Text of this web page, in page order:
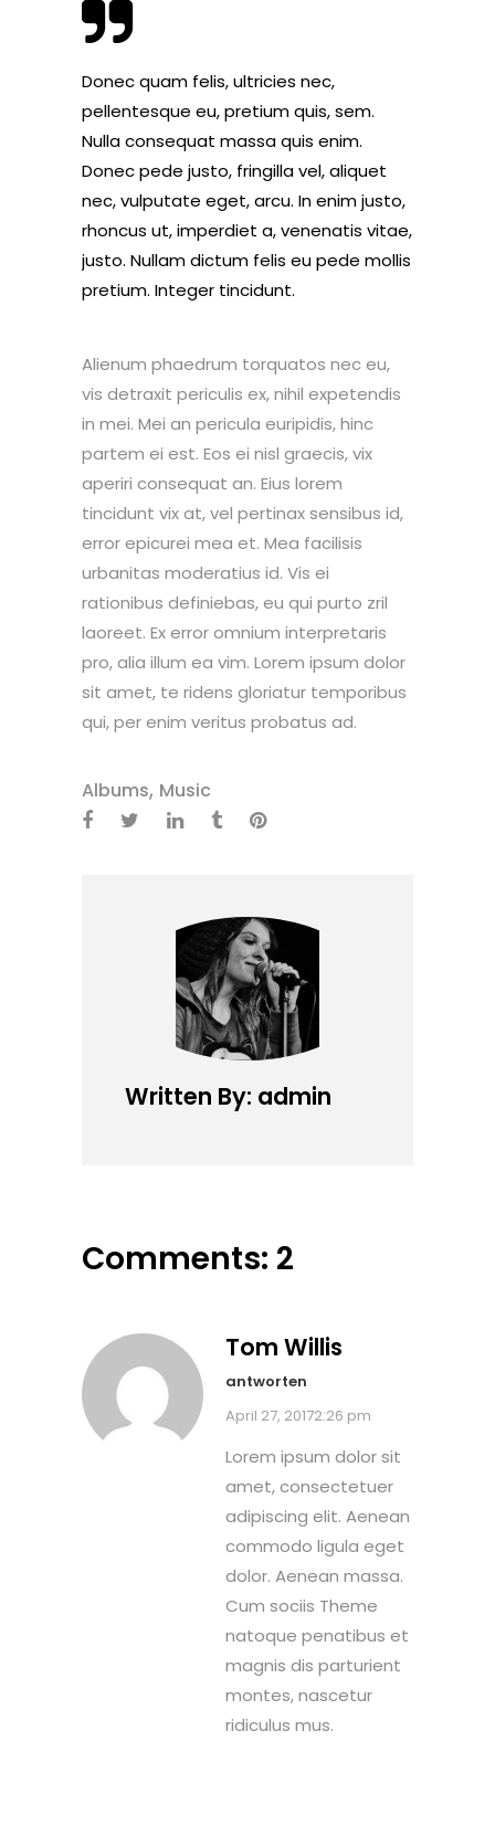
Donec quam felis, ultricies nec,
pellentesque eu, pretium quis, sem.
Nulla consequat massa quis enim.
Donec pede justo, fringilla vel, aliquet
nec, vulputate eget, arcu. In enim justo,
rhoncus ut, imperdiet a, venenatis vitae,
justo. Nullam dictum felis eu pede mollis
pretium. Integer tincidunt.
Alienum phaedrum torquatos nec eu,
vis detraxit periculis ex, nihil expetendis
in mei. Mei an pericula euripidis, hinc
partem ei est. Eos ei nisl graecis, vix
aperiri consequat an. Eius lorem
tincidunt vix at, vel pertinax sensibus id,
error epicurei mea et. Mea facilisis
urbanitas moderatius id. Vis ei
rationibus definiebas, eu qui purto zril
laoreet. Ex error omnium interpretaris
pro, alia illum ea vim. Lorem ipsum dolor
sit amet, te ridens gloriatur temporibus
qui, per enim veritus probatus ad.
Albums, Music
Written By: admin
Comments: 2
Tom Willis
antworten
April 27, 20172:26 pm
Lorem ipsum dolor sit
amet, consectetuer
adipiscing elit. Aenean
commodo ligula eget
dolor. Aenean massa.
Cum sociis Theme
natoque penatibus et
magnis dis parturient
montes, nascetur
ridiculus mus.